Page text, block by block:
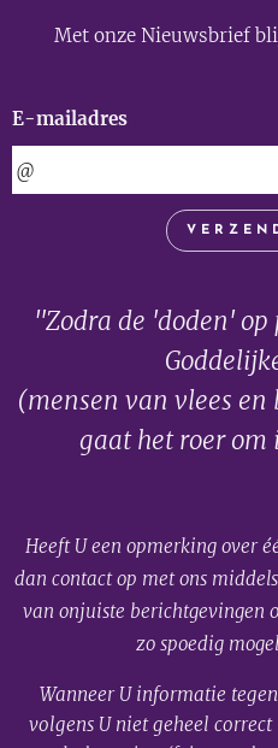
Met onze Nieuwsbrief
E-mailadres
"Zodra de 'doden'
(mensen van vlees
gaat het roer
Heeft U een opmerking over
dan contact op met ons
van onjuiste berichtgevingen
zo spoedig
Wanneer U informatie
volgens U niet geheel